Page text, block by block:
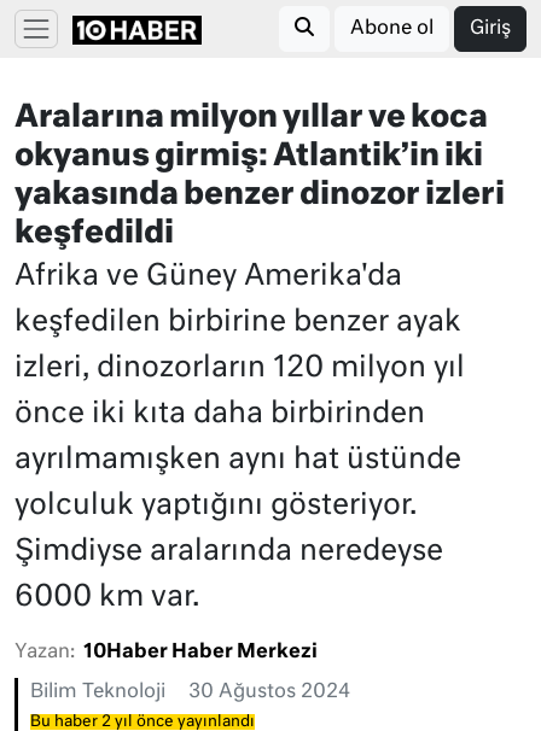
Abone ol Giriş
Aralarına milyon yıllar ve koca
okyanus girmiş: Atlantik’in iki
yakasında benzer dinozor izleri
keşfedildi
Afrika ve Güney Amerika'da
keşfedilen birbirine benzer ayak
izleri, dinozorların 120 milyon yıl
önce iki kıta daha birbirinden
ayrılmamışken aynı hat üstünde
yolculuk yaptığını gösteriyor.
Şimdiyse aralarında neredeyse
6000 km var.
Yazan: 10Haber Haber Merkezi
Bilim Teknoloji 30 Ağustos 2024
Bu haber 2 yıl önce yayınlandı